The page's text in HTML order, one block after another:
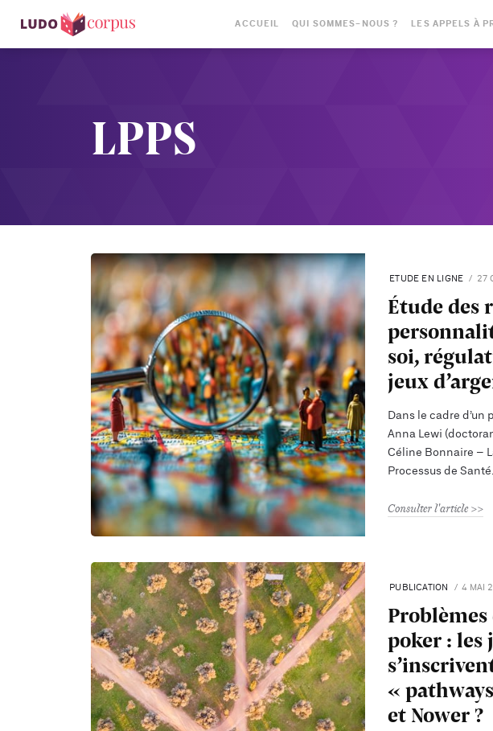
ACCUEIL QUI SOMMES-NOUS ? LES APPELS À
LPPS
ETUDE EN LIGNE 27
Étude des
soi,
jeux
Dans le cadre
Anna Lewi
Céline Bonnaire –
Processus de Santé
Consulter l'article
PUBLICATION 4 MAI
poker : les
«
et Nower ?